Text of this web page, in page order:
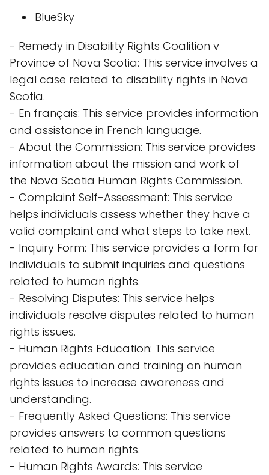
BlueSky
- Remedy in Disability Rights Coalition v
Province of Nova Scotia: This service involves a
legal case related to disability rights in Nova
Scotia.
- En français: This service provides information
and assistance in French language.
- About the Commission: This service provides
information about the mission and work of
the Nova Scotia Human Rights Commission.
- Complaint Self-Assessment: This service
helps individuals assess whether they have a
valid complaint and what steps to take next.
- Inquiry Form: This service provides a form for
individuals to submit inquiries and questions
related to human rights.
- Resolving Disputes: This service helps
individuals resolve disputes related to human
rights issues.
- Human Rights Education: This service
provides education and training on human
rights issues to increase awareness and
understanding.
- Frequently Asked Questions: This service
provides answers to common questions
related to human rights.
- Human Rights Awards: This service